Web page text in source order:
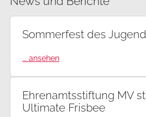
Sommerfest des
... ansehen
Ehrenamtsstiftung MV
Ultimate Frisbee